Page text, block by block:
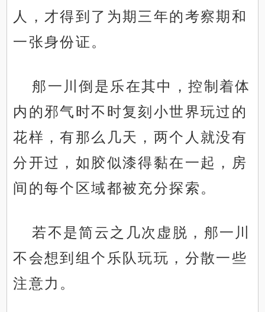
人，才得到了为期三年的考察期和
一张身份证。
郍一川倒是乐在其中，控制着体
内的邪气时不时复刻小世界玩过的
花样，有那么几天，两个人就没有
分开过，如胶似漆得黏在一起，房
间的每个区域都被充分探索。
若不是简云之几次虚脱，郍一川
不会想到组个乐队玩玩，分散一些
注意力。